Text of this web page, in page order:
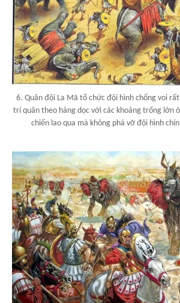
6. Quân đội La Mã tổ chức đội hình chống voi
trí quân theo hàng dọc với các khoảng trống lớn
chiến lao qua mà không phá vỡ đội hình